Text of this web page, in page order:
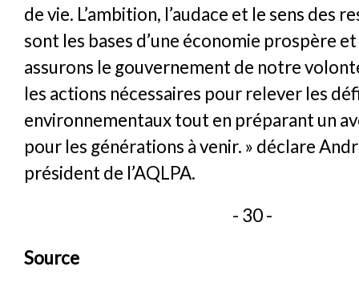
de vie. L’ambition, l’audace et le sens des
sont les bases d’une économie prospère
assurons le gouvernement de notre
les actions nécessaires pour relever les
environnementaux tout en préparant un
pour les générations à venir. » déclare
président de l’AQLPA.
- 30 -
Source